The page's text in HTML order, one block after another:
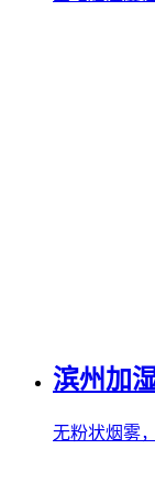
滨州加
无粉状烟雾